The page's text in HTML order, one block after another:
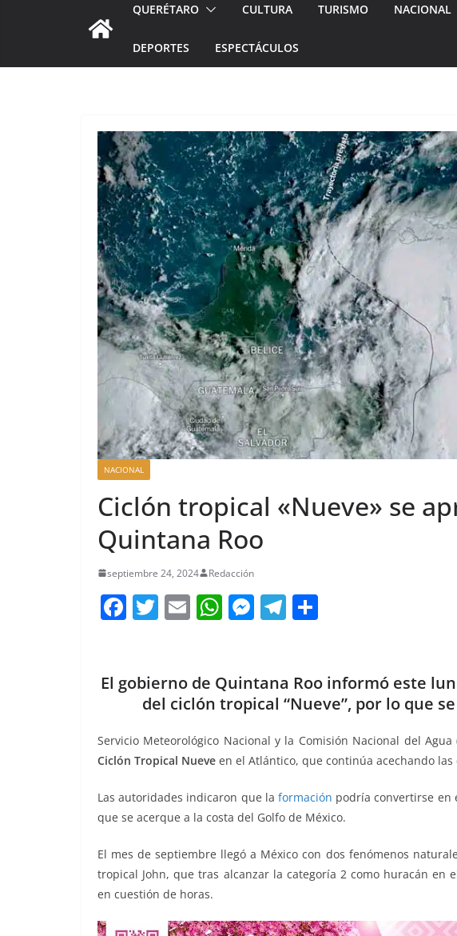
QUERÉTARO CULTURA TURISMO NACIONAL
DEPORTES ESPECTÁCULOS
NACIONAL
Ciclón tropical «Nueve» se
Quintana Roo
septiembre 24, 2024 Redacción
F
a
e
o
o
k
T
w
er
E
m
l
W
h
s
A
p
p
M
e
e
n
g
er
T
el
gr
a
m
p
ar
tir
El gobierno de Quintana Roo informó este
del ciclón tropical “Nueve”, por lo que
Servicio Meteorológico Nacional y la Comisión Nacional del
Ciclón Tropical Nueve en el Atlántico, que continúa acechando las
Las autoridades indicaron que la formación podría convertirse en
que se acerque a la costa del Golfo de México.
El mes de septiembre llegó a México con dos fenómenos
tropical John, que tras alcanzar la categoría 2 como huracán en
en cuestión de horas.